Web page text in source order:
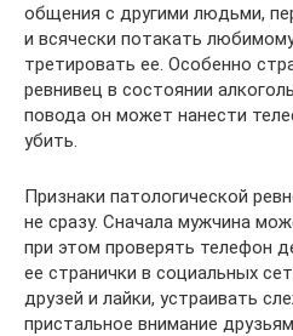
общения с другими людьми,
и всячески потакать
третировать ее. Особенно
ревнивец в состоянии
повода он может нанести
убить.
Признаки патологической
не сразу. Сначала мужчина
при этом проверять телефон
ее странички в социальных
друзей и лайки, устраивать
пристальное внимание